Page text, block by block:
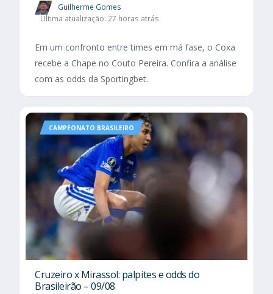
Guilherme Gomes
Última atualização: 27 horas atrás
Em um confronto entre times em má fase, o Coxa
recebe a Chape no Couto Pereira. Confira a análise
com as odds da Sportingbet.
CAMPEONATO BRASILEIRO
Cruzeiro x Mirassol: palpites e odds do
Brasileirão – 09/08